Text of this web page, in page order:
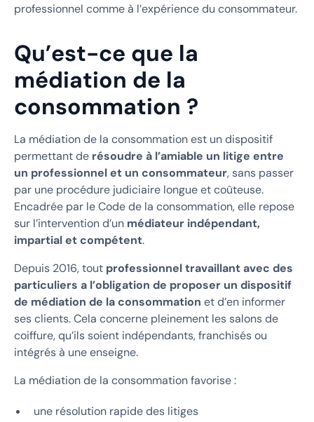
professionnel comme à l’expérience du consommateur.
Qu’est-ce que la
médiation de la
consommation ?
La médiation de la consommation est un dispositif
permettant de résoudre à l’amiable un litige entre
un professionnel et un consommateur, sans passer
par une procédure judiciaire longue et coûteuse.
Encadrée par le Code de la consommation, elle repose
sur l’intervention d’un médiateur indépendant,
impartial et compétent.
Depuis 2016, tout professionnel travaillant avec des
particuliers a l’obligation de proposer un dispositif
de médiation de la consommation et d’en informer
ses clients. Cela concerne pleinement les salons de
coiffure, qu’ils soient indépendants, franchisés ou
intégrés à une enseigne.
La médiation de la consommation favorise :
une résolution rapide des litiges